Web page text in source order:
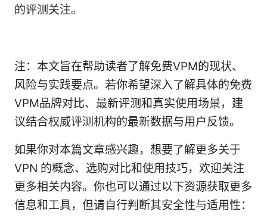
的评测关注。
注：本文旨在帮助读者了解免费VPM的现状、
风险与实践要点。若你希望深入了解具体的免费
VPM品牌对比、最新评测和真实使用场景，建
议结合权威评测机构的最新数据与用户反馈。
如果你对本篇文章感兴趣，想要了解更多关于
VPN 的概念、选购对比和使用技巧，欢迎关注
更多相关内容。你也可以通过以下资源获取更多
信息和工具，但请自行判断其安全性与适用性：